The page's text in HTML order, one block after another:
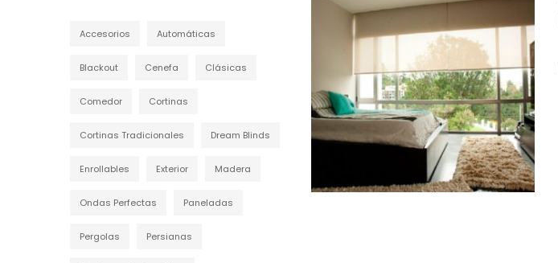
Accesorios Automáticas
Blackout Cenefa Clásicas
Comedor Cortinas
Cortinas Tradicionales Dream Blinds
Enrollables Exterior Madera
Ondas Perfectas Paneladas
Pergolas Persianas